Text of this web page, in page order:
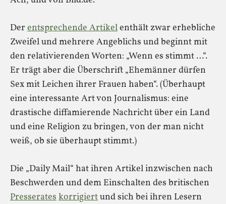
Der entsprechende Artikelenthält zwar erhebliche
Zweifel und mehrere Angeblichs und beginnt mit
den relativierenden Worten: „Wenn es stimmt …“.
Er trägt aber die Überschrift „Ehemänner dürfen
Sex mit Leichen ihrer Frauen haben“. (Überhaupt
eine interessante Art von Journalismus: eine
drastische diffamierende Nachricht über ein Land
und eine Religion zu bringen, von der man nicht
weiß, ob sie überhaupt stimmt.)
Die „Daily Mail“ hat ihren Artikel inzwischen nach
Beschwerden und dem Einschalten des britischen
Presserateskorrigiertund sich bei ihren Lesern